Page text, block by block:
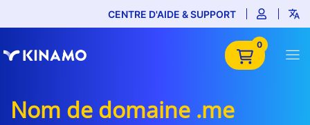
CENTRE D'AIDE & SUPPORT
0
Nom de domaine .me